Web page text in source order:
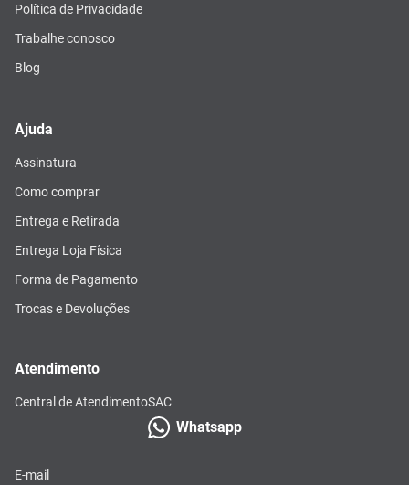
Política de Privacidade
Trabalhe conosco
Blog
Ajuda
Assinatura
Como comprar
Entrega e Retirada
Entrega Loja Física
Forma de Pagamento
Trocas e Devoluções
Atendimento
Central de AtendimentoSAC
Whatsapp
E-mail